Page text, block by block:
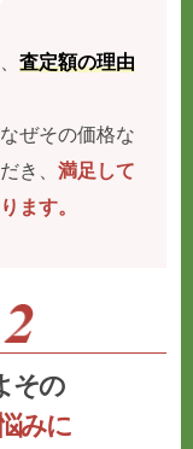
査定額の理由
ぜその価格な
き、満足して
ます。
その
みに